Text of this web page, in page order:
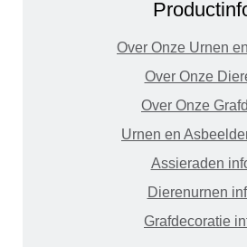
Over Onze Urnen
Over Onze
Over Onze
Urnen en
Assieraden
Dierenurnen
Grafdecoratie